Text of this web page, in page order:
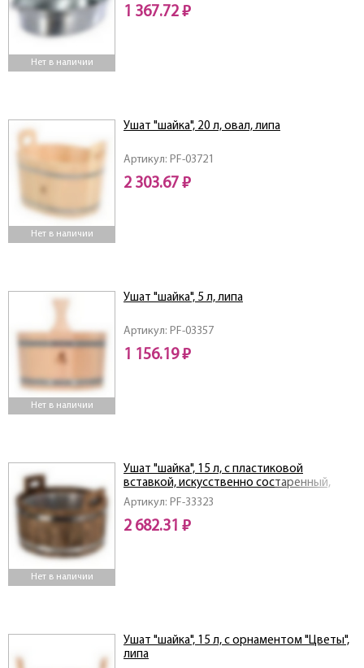
Нет в наличии
1 367.72 ₽
Нет в наличии
Артикул: PF-03721
Ушат "шайка", 20 л, овал, липа
2 303.67 ₽
Нет в наличии
Артикул: PF-03357
Ушат "шайка", 5 л, липа
1 156.19 ₽
Нет в наличии
Артикул: PF-33323
Ушат "шайка", 15 л, с пластиковой
вставкой, искусственно состаренный,
липа
2 682.31 ₽
Ушат "шайка", 15 л, с орнаментом "Цветы",
липа